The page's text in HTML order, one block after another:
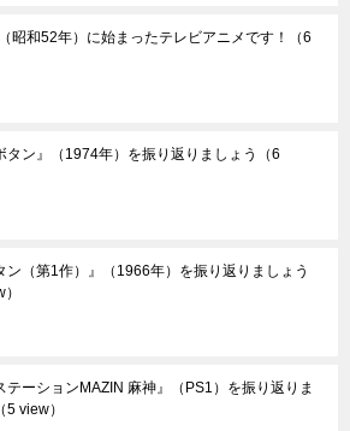
昭和52年）に始まったテレビアニメです！
（6
タン』（1974年）を振り返りましょう
（6
ン（第1作）』（1966年）を振り返りましょう
テーションMAZIN 麻神』（PS1）を振り返りま
（5 view）